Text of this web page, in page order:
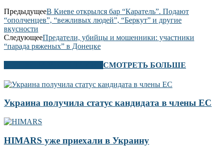
ПредыдущееВ Киеве открылся бар “Каратель”. Подают
“ополченцев”, “вежливых людей”, “Беркут” и другие
вкусности
СледующееПредатели, убийцы и мошенники: участники
“парада ряженых” в Донецке
СМОТРЕТЬ БОЛЬШЕ
Украина получила статус кандидата в члены ЕС
HIMARS уже приехали в Украину